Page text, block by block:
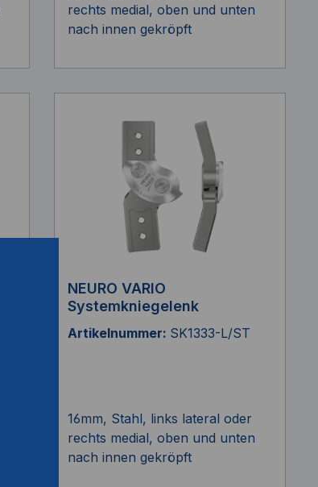
rechts medial, oben und unten
nach innen gekröpft
NEURO VARIO
Systemkniegelenk
Artikelnummer: SK1333-L/ST
16mm, Stahl, links lateral oder
rechts medial, oben und unten
nach innen gekröpft